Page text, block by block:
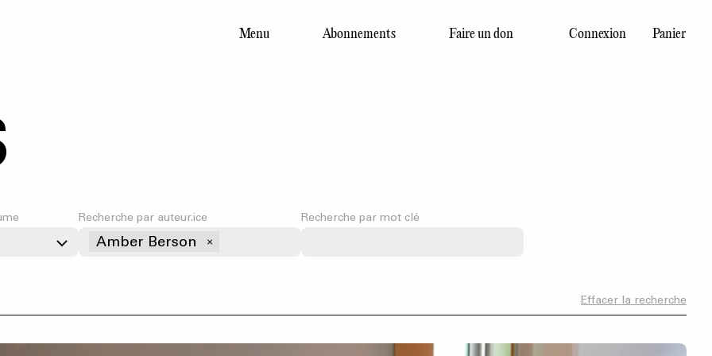
Menu Abonnements Faire un don Connexion Panier
Recherche par auteur.ice
Amber Berson
Recherche par mot clé
Effacer la recherche